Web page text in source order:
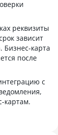
реквизиты
зависит
Бизнес-карта
после
с
картам.